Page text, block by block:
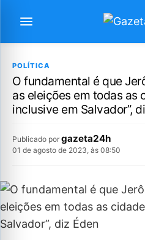
POLÍTICA
O fundamental é que
as eleições em todas as
inclusive em Salvador”,
Publicado por gazeta24h
01 de agosto de 2023, às 08:50